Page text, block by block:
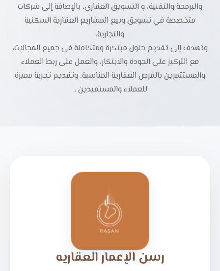
والبرمجة والتقنية، و التسويق العقارى، بالإضافة إلى شركات
متخصصة في تسويق وبيع المشاريع العقارية السكنية
والتجارية.
وتهدف إلى تقديم حلول مبتكرة ومتكاملة في جميع المجالات،
مع التركيز على الجودة والابتكار، والعمل على ربط العملاء
والمستثمرين بالفرص العقارية المناسبة، وتقديم تجربة مميزة
للعملاء والمستفيدين ..
رسن الإعمار العقاريه